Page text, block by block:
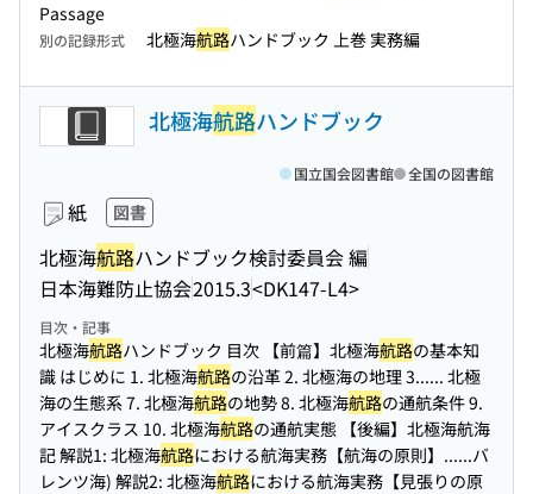
Passage
別の記録形式 北極海航路ハンドブック 上巻 実務編
北極海航路ハンドブック
紙 図書
北極海航路ハンドブック検討委員会 編
日本海難防止協会2015.3<DK147-L4>
国立国会図書館 全国の図書館
目次・記事
北極海航路ハンドブック 目次 【前篇】北極海航路の基本知
識 はじめに 1. 北極海航路の沿革 2. 北極海の地理 3...... 北極
海の生態系 7. 北極海航路の地勢 8. 北極海航路の通航条件 9.
アイスクラス 10. 北極海航路の通航実態 【後編】北極海航海
記 解説1: 北極海航路における航海実務【航海の原則】......バ
レンツ海) 解説2: 北極海航路における航海実務【見張りの原